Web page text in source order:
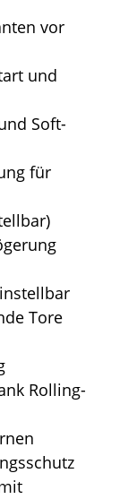
vor
und
Soft-
für
Tore
Rolling-